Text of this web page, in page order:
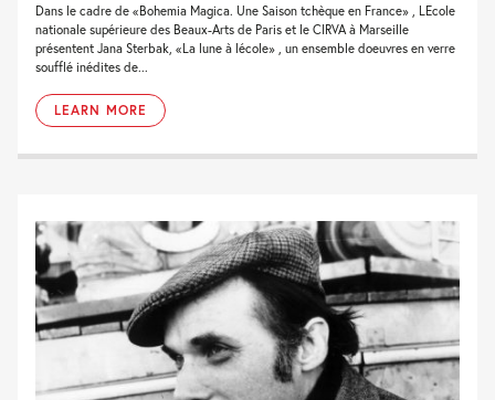
Dans le cadre de «Bohemia Magica. Une Saison tchèque en France» , LEcole
nationale supérieure des Beaux-Arts de Paris et le CIRVA à Marseille
présentent Jana Sterbak, «La lune à lécole» , un ensemble doeuvres en verre
soufflé inédites de...
LEARN MORE